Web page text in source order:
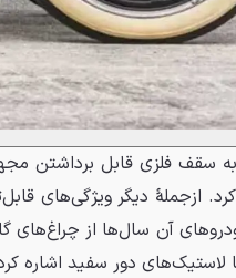
به سقف فلزی قابل
ازجملهٔ دیگر ویژگی‌های
آن سال‌ها از